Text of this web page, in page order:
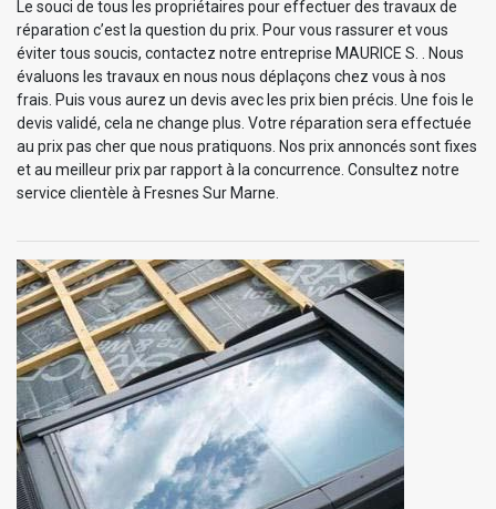
Le souci de tous les propriétaires pour effectuer des travaux de
réparation c’est la question du prix. Pour vous rassurer et vous
éviter tous soucis, contactez notre entreprise MAURICE S. . Nous
évaluons les travaux en nous nous déplaçons chez vous à nos
frais. Puis vous aurez un devis avec les prix bien précis. Une fois le
devis validé, cela ne change plus. Votre réparation sera effectuée
au prix pas cher que nous pratiquons. Nos prix annoncés sont fixes
et au meilleur prix par rapport à la concurrence. Consultez notre
service clientèle à Fresnes Sur Marne.